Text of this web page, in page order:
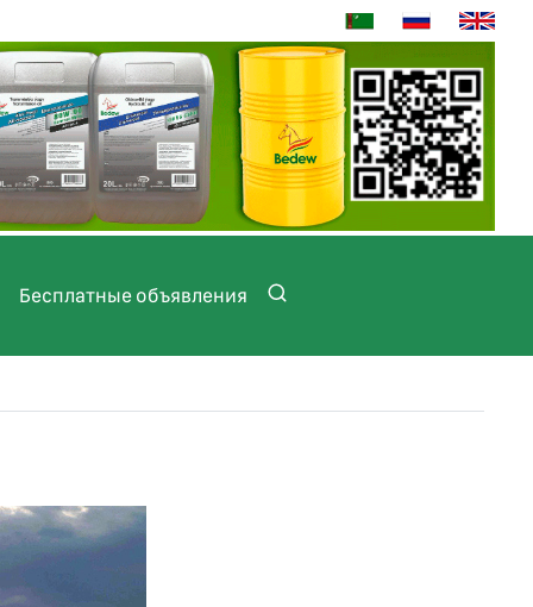
Бесплатные объявления